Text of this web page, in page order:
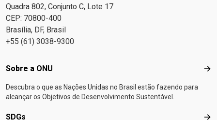
Quadra 802, Conjunto C, Lote 17
CEP: 70800-400
Brasília, DF, Brasil
+55 (61) 3038-9300
Footer menu
Sobre a ONU
Descubra o que as Nações Unidas no Brasil estão fazendo para
alcançar os Objetivos de Desenvolvimento Sustentável.
SDGs